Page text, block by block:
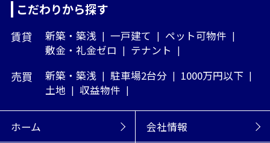
こだわりから探す
賃貸 新築・築浅 一戸建て
ペット可物件
敷金・礼金ゼロ
テナント
売買 新築・築浅 駐車場2台分
1000万円以下
土地
収益物件
ホーム 会社情報